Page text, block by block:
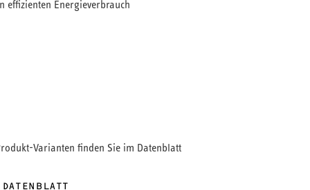
effizienten Energieverbrauch
und Lüftung besteht die Möglichkeit,
Varianten finden Sie im Datenblatt